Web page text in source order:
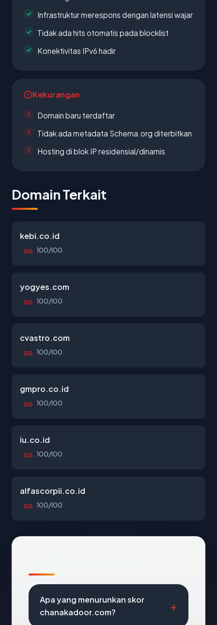
Infrastruktur merespons dengan latensi wajar
Tidak ada hits otomatis pada blocklist
Konektivitas IPv6 hadir
Kekurangan
Domain baru terdaftar
Tidak ada metadata Schema.org diterbitkan
Hosting di blok IP residensial/dinamis
Domain Terkait
kebi.co.id
SG 100/100
yogyes.com
SG 100/100
cvastro.com
SG 100/100
gmpro.co.id
SG 100/100
iu.co.id
SG 100/100
alfascorpii.co.id
SG 100/100
Apa yang menurunkan skor
chanakadoor.com?